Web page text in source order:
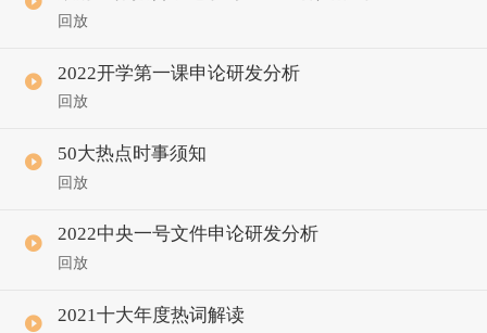
回放
2022开学第一课申论研发分析
回放
50大热点时事须知
回放
2022中央一号文件申论研发分析
回放
2021十大年度热词解读